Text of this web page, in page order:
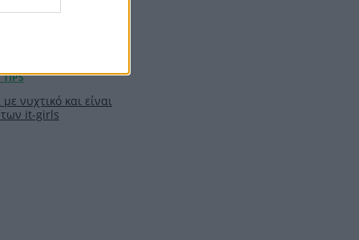
νυχτικό και είναι
it-girls